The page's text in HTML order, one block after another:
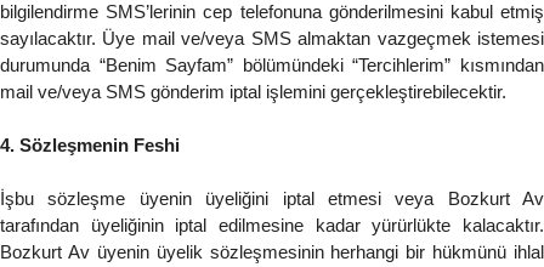
bilgilendirme SMS’lerinin cep telefonuna gönderilmesini kabul etmiş
sayılacaktır. Üye mail ve/veya SMS almaktan vazgeçmek istemesi
durumunda “Benim Sayfam” bölümündeki “Tercihlerim” kısmından
mail ve/veya SMS gönderim iptal işlemini gerçekleştirebilecektir.
4. Sözleşmenin Feshi
İşbu sözleşme üyenin üyeliğini iptal etmesi veya Bozkurt Av
tarafından üyeliğinin iptal edilmesine kadar yürürlükte kalacaktır.
Bozkurt Av üyenin üyelik sözleşmesinin herhangi bir hükmünü ihlal